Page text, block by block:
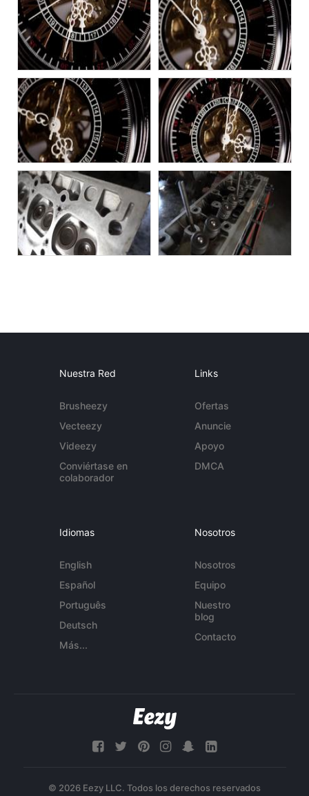
Nuestra Red
Brusheezy
Vecteezy
Videezy
Conviértase en
colaborador
Links
Ofertas
Anuncie
Apoyo
DMCA
Idiomas
English
Español
Português
Deutsch
Más...
Nosotros
Nosotros
Equipo
Nuestro
blog
Contacto
© 2026 Eezy LLC. Todos los derechos reservados